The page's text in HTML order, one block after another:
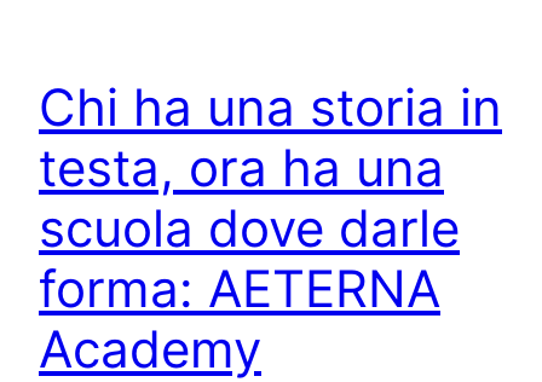
Chi ha una storia in
testa, ora ha una
scuola dove darle
forma: AETERNA
Academy